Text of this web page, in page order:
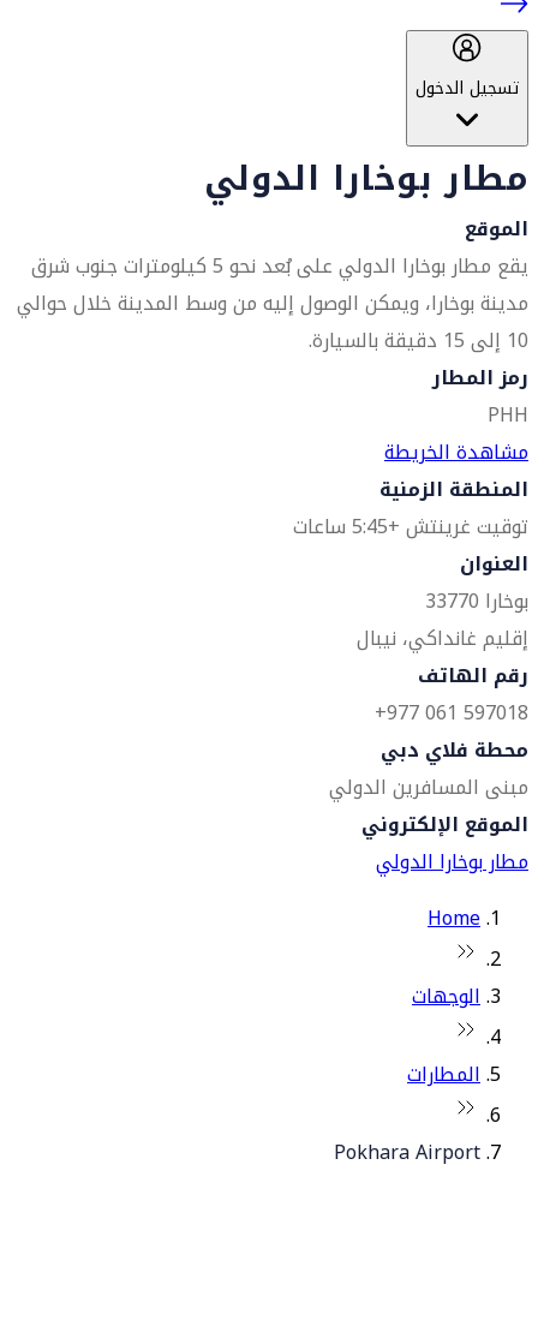
تسجيل الدخول
مطار بوخارا الدولي
الموقع
يقع مطار بوخارا الدولي على بُعد نحو 5 كيلومترات جنوب شرق
مدينة بوخارا، ويمكن الوصول إليه من وسط المدينة خلال حوالي
10 إلى 15 دقيقة بالسيارة.
رمز المطار
PHH
مشاهدة الخريطة
المنطقة الزمنية
توقيت غرينتش +5:45 ساعات
العنوان
بوخارا 33770
إقليم غانداكي، نيبال
رقم الهاتف
597018 061 977+
محطة فلاي دبي
مبنى المسافرين الدولي
الموقع الإلكتروني
مطار بوخارا الدولي
Home
الوجهات
المطارات
Pokhara Airport